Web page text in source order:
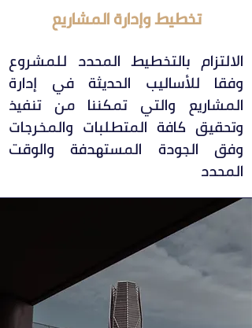
تخطيط وإدارة المشاريع
الالتزام بالتخطيط المحدد للمشروع
وفقا للأساليب الحديثة في إدارة
المشاريع والتي تمكننا من تنفيذ
وتحقيق كافة المتطلبات والمخرجات
وفق الجودة المستهدفة والوقت
المحدد